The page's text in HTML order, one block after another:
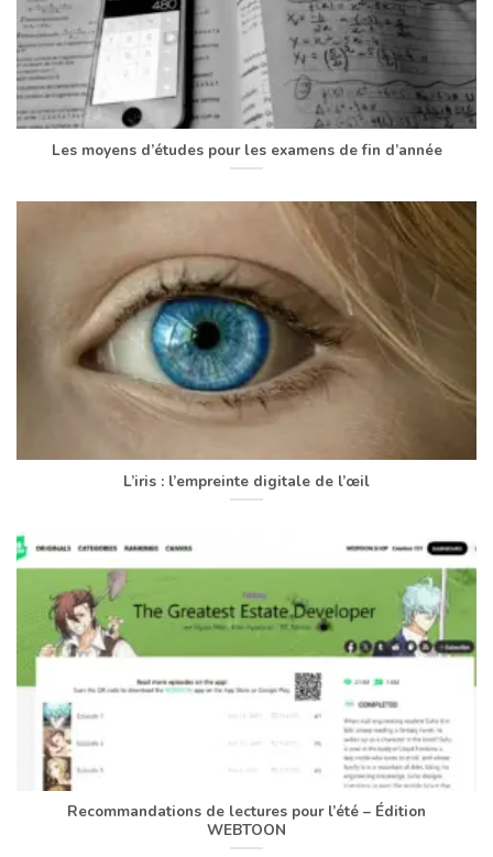
Les moyens d’études pour les examens de fin d’année
L’iris : l’empreinte digitale de l’œil
Recommandations de lectures pour l’été – Édition
WEBTOON